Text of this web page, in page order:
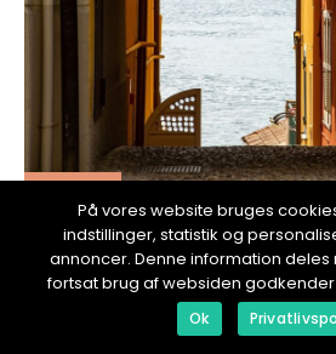
redaktionel
Bygge på et gammelt hus:
mulighetene
På vores website bruges
indstillinger, statistik og
annoncer. Denne information
fortsat brug af websiden
Ok